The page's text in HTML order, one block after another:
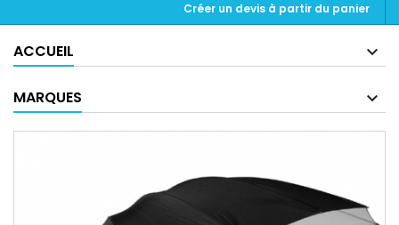
Créer un devis à partir du panier
ACCUEIL
MARQUES